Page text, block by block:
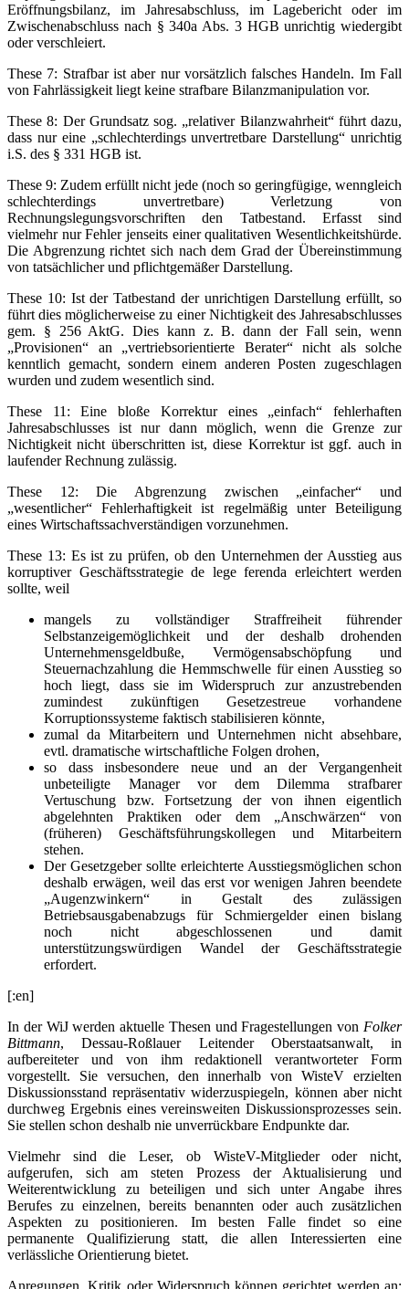
Eröffnungsbilanz, im Jahresabschluss, im Lagebericht oder im
Zwischenabschluss nach § 340a Abs. 3 HGB unrichtig wiedergibt
oder verschleiert.
These 7: Strafbar ist aber nur vorsätzlich falsches Handeln. Im Fall
von Fahrlässigkeit liegt keine strafbare Bilanzmanipulation vor.
These 8: Der Grundsatz sog. „relativer Bilanzwahrheit“ führt dazu,
dass nur eine „schlechterdings unvertretbare Darstellung“ unrichtig
i.S. des § 331 HGB ist.
These 9: Zudem erfüllt nicht jede (noch so geringfügige, wenngleich
schlechterdings unvertretbare) Verletzung von
Rechnungslegungsvorschriften den Tatbestand. Erfasst sind
vielmehr nur Fehler jenseits einer qualitativen Wesentlichkeitshürde.
Die Abgrenzung richtet sich nach dem Grad der Übereinstimmung
von tatsächlicher und pflichtgemäßer Darstellung.
These 10: Ist der Tatbestand der unrichtigen Darstellung erfüllt, so
führt dies möglicherweise zu einer Nichtigkeit des Jahresabschlusses
gem. § 256 AktG. Dies kann z. B. dann der Fall sein, wenn
„Provisionen“ an „vertriebsorientierte Berater“ nicht als solche
kenntlich gemacht, sondern einem anderen Posten zugeschlagen
wurden und zudem wesentlich sind.
These 11: Eine bloße Korrektur eines „einfach“ fehlerhaften
Jahresabschlusses ist nur dann möglich, wenn die Grenze zur
Nichtigkeit nicht überschritten ist, diese Korrektur ist ggf. auch in
laufender Rechnung zulässig.
These 12: Die Abgrenzung zwischen „einfacher“ und
„wesentlicher“ Fehlerhaftigkeit ist regelmäßig unter Beteiligung
eines Wirtschaftssachverständigen vorzunehmen.
These 13: Es ist zu prüfen, ob den Unternehmen der Ausstieg aus
korruptiver Geschäftsstrategie de lege ferenda erleichtert werden
sollte, weil
mangels zu vollständiger Straffreiheit führender
Selbstanzeigemöglichkeit und der deshalb drohenden
Unternehmensgeldbuße, Vermögensabschöpfung und
Steuernachzahlung die Hemmschwelle für einen Ausstieg so
hoch liegt, dass sie im Widerspruch zur anzustrebenden
zumindest zukünftigen Gesetzestreue vorhandene
Korruptionssysteme faktisch stabilisieren könnte,
zumal da Mitarbeitern und Unternehmen nicht absehbare,
evtl. dramatische wirtschaftliche Folgen drohen,
so dass insbesondere neue und an der Vergangenheit
unbeteiligte Manager vor dem Dilemma strafbarer
Vertuschung bzw. Fortsetzung der von ihnen eigentlich
abgelehnten Praktiken oder dem „Anschwärzen“ von
(früheren) Geschäftsführungskollegen und Mitarbeitern
stehen.
Der Gesetzgeber sollte erleichterte Ausstiegsmöglichen schon
deshalb erwägen, weil das erst vor wenigen Jahren beendete
„Augenzwinkern“ in Gestalt des zulässigen
Betriebsausgabenabzugs für Schmiergelder einen bislang
noch nicht abgeschlossenen und damit
unterstützungswürdigen Wandel der Geschäftsstrategie
erfordert.
[:en]
In der WiJ werden aktuelle Thesen und Fragestellungen von Folker
Bittmann, Dessau-Roßlauer Leitender Oberstaatsanwalt, in
aufbereiteter und von ihm redaktionell verantworteter Form
vorgestellt. Sie versuchen, den innerhalb von WisteV erzielten
Diskussionsstand repräsentativ widerzuspiegeln, können aber nicht
durchweg Ergebnis eines vereinsweiten Diskussionsprozesses sein.
Sie stellen schon deshalb nie unverrückbare Endpunkte dar.
Vielmehr sind die Leser, ob WisteV-Mitglieder oder nicht,
aufgerufen, sich am steten Prozess der Aktualisierung und
Weiterentwicklung zu beteiligen und sich unter Angabe ihres
Berufes zu einzelnen, bereits benannten oder auch zusätzlichen
Aspekten zu positionieren. Im besten Falle findet so eine
permanente Qualifizierung statt, die allen Interessierten eine
verlässliche Orientierung bietet.